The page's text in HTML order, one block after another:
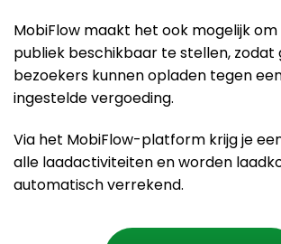
MobiFlow maakt het ook mogelijk
publiek beschikbaar te stellen, zodat
bezoekers kunnen opladen tegen
ingestelde vergoeding.
Via het MobiFlow-platform krijg je
alle laadactiviteiten en worden
automatisch verrekend​.